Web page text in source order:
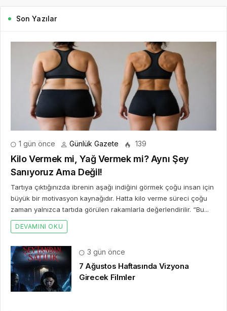
Son Yazılar
1 gün önce Günlük Gazete 139
Kilo Vermek mi, Yağ Vermek mi? Aynı Şey
Sanıyoruz Ama Değil!
Tartıya çıktığınızda ibrenin aşağı indiğini görmek çoğu insan için
büyük bir motivasyon kaynağıdır. Hatta kilo verme süreci çoğu
zaman yalnızca tartıda görülen rakamlarla değerlendirilir. “Bu...
DEVAMINI OKU
3 gün önce
7 Ağustos Haftasında Vizyona
Girecek Filmler